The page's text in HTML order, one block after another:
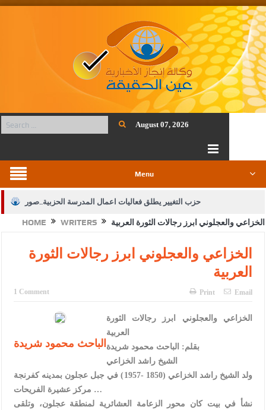
August 07, 2026
Menu
حزب التغيير يطلق فعاليات اعمال المدرسة الحزبية..صور
الجيش يفتح باب التجنيد لحملة البكالوريوس في الحقوق والقانون
بيان اجتماع عمّان:دعم الوصاية الهاشمية التاريخية على المقدسات
الأمن يتلف 16 مليون حبة كبتاجون و1480 كغم مواد مخدرة
النواب يقر مشروع تعديل قانون الملكية العقارية
القاضي يلتقي رؤساء تحرير الصحف اليومية ويؤكد حرص مجلس النواب
على شراكة فاعلة مع الإعلام
دعوة المكلفين بخدمة العلم (الدفعة الثالثة) إلى مراجعة منصة خدمة
العلم
HOME WRITERS الخزاعي والعجلوني ابرز رجالات الثورة العربية
الخزاعي والعجلوني ابرز رجالات الثورة
العربية
1 Comment Print Email
الباحث محمود شريدة
الخزاعي والعجلوني ابرز رجالات الثورة
العربية
بقلم: الباحث محمود شريدة
الشيخ راشد الخزاعي
ولد الشيخ راشد الخزاعي (1850 -1957) في جبل عجلون بمدينه كفرنجة
مركز عشيرة الفريحات …
نشأ في بيت كان محور الزعامة العشائرية لمنطقة عجلون، وتلقى